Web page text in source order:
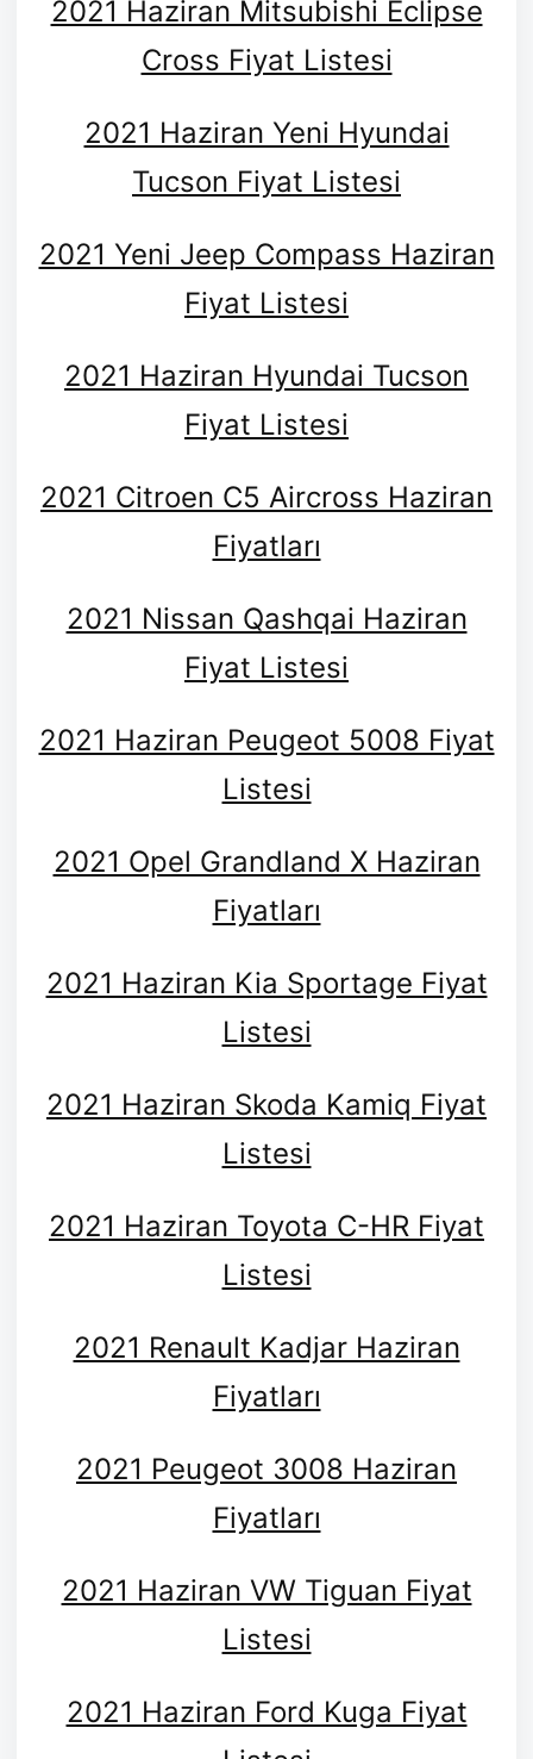
2021 Haziran Mitsubishi Eclipse
Cross Fiyat Listesi
2021 Haziran Yeni Hyundai
Tucson Fiyat Listesi
2021 Yeni Jeep Compass Haziran
Fiyat Listesi
2021 Haziran Hyundai Tucson
Fiyat Listesi
2021 Citroen C5 Aircross Haziran
Fiyatları
2021 Nissan Qashqai Haziran
Fiyat Listesi
2021 Haziran Peugeot 5008 Fiyat
Listesi
2021 Opel Grandland X Haziran
Fiyatları
2021 Haziran Kia Sportage Fiyat
Listesi
2021 Haziran Skoda Kamiq Fiyat
Listesi
2021 Haziran Toyota C-HR Fiyat
Listesi
2021 Renault Kadjar Haziran
Fiyatları
2021 Peugeot 3008 Haziran
Fiyatları
2021 Haziran VW Tiguan Fiyat
Listesi
2021 Haziran Ford Kuga Fiyat